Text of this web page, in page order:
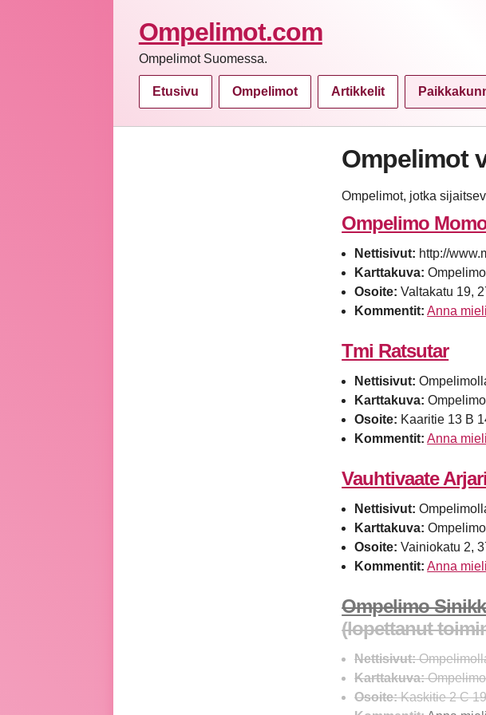
Ompelimot.com
Ompelimot Suomessa.
Etusivu Ompelimot Artikkelit
Ompelimot
Ompelimot, jotka
Ompelimo
Nettisivut: http://
Karttakuva:
Osoite: Valtakatu 19,
Kommentit: Anna
Tmi Ratsutar
Nettisivut:
Karttakuva:
Osoite: Kaaritie 13 B
Kommentit: Anna
Vauhtivaate
Nettisivut:
Karttakuva:
Osoite: Vainiokatu 2,
Kommentit: Anna
Ompelimo
(lopettanut
Nettisivut:
Karttakuva:
Osoite:Kaskitie 2 C